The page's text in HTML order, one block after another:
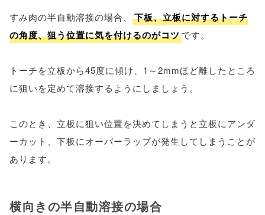
すみ肉の半自動溶接の場合、
下板、立板に対するトーチ
の角度、狙う位置に気を付けるのがコツです。
トーチを立板から45度に傾け、1～2mmほど離したところ
に狙いを定めて溶接するようにしましょう。
このとき、立板に狙い位置を決めてしまうと立板にアンダ
ーカット、下板にオーバーラップが発生してしまうことが
あります。
横向きの半自動溶接の場合